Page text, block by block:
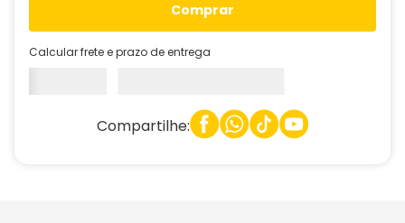
comprar
Calcular frete e prazo de entrega
Compartilhe: